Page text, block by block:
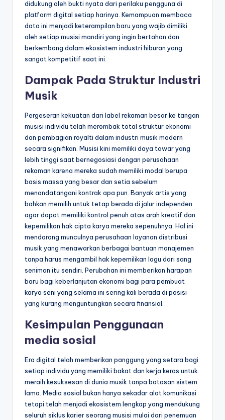
didukung oleh bukti nyata dari perilaku pengguna di
platform digital setiap harinya. Kemampuan membaca
data ini menjadi keterampilan baru yang wajib dimiliki
oleh setiap musisi mandiri yang ingin bertahan dan
berkembang dalam ekosistem industri hiburan yang
sangat kompetitif saat ini.
Dampak Pada Struktur Industri
Musik
Pergeseran kekuatan dari label rekaman besar ke tangan
musisi individu telah merombak total struktur ekonomi
dan pembagian royalti dalam industri musik modern
secara signifikan. Musisi kini memiliki daya tawar yang
lebih tinggi saat bernegosiasi dengan perusahaan
rekaman karena mereka sudah memiliki modal berupa
basis massa yang besar dan setia sebelum
menandatangani kontrak apa pun. Banyak artis yang
bahkan memilih untuk tetap berada di jalur independen
agar dapat memiliki kontrol penuh atas arah kreatif dan
kepemilikan hak cipta karya mereka sepenuhnya. Hal ini
mendorong munculnya perusahaan layanan distribusi
musik yang menawarkan berbagai bantuan manajemen
tanpa harus mengambil hak kepemilikan lagu dari sang
seniman itu sendiri. Perubahan ini memberikan harapan
baru bagi keberlanjutan ekonomi bagi para pembuat
karya seni yang selama ini sering kali berada di posisi
yang kurang menguntungkan secara finansial.
Kesimpulan Penggunaan
media sosial
Era digital telah memberikan panggung yang setara bagi
setiap individu yang memiliki bakat dan kerja keras untuk
meraih kesuksesan di dunia musik tanpa batasan sistem
lama. Media sosial bukan hanya sekadar alat komunikasi
tetapi telah menjadi ekosistem lengkap yang mendukung
seluruh siklus karier seorang musisi mulai dari penemuan